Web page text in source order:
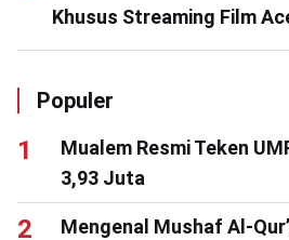
Khusus Streaming Film
Populer
Mualem Resmi Teken
3,93 Juta
Mengenal Mushaf Al-